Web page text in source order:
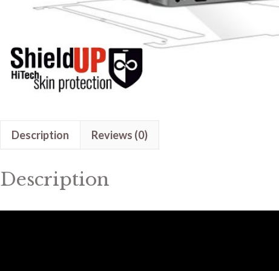
Description Reviews (0)
Description